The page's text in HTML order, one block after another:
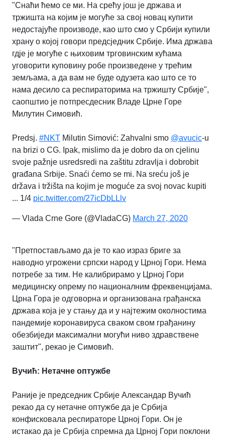
"Снаћи ћемо се ми. На срећу још је држава и
тржишта на којим је могуће за свој новац купити
недостајуће производе, као што смо у Србији купили
храну о којој говори предсједник Србије. Има држава
гдје је могуће с њиховим трговинским кућама
уговорити куповину робе произведене у трећим
земљама, а да вам не буде одузета као што се то
нама десило са респираторима на тржишту Србије",
саопштио је потпресдесник Владе Црне Горе
Милутин Симовић.
Predsj. #NKT Milutin Simović: Zahvalni smo @avucic-u
na brizi o CG. Ipak, mislimo da je dobro da on cjelinu
svoje pažnje usredsredi na zaštitu zdravlja i dobrobit
građana Srbije. Snaći ćemo se mi. Na sreću još je
država i tržišta na kojim je moguće za svoj novac kupiti
... 1/4 pic.twitter.com/27icDbLLlv
— Vlada Crne Gore (@VladaCG) March 27, 2020
"Претпостављамо да је то као израз бриге за
наводно угрожени српски народ у Црној Гори. Нема
потребе за тим. Не калибрирамо у Црној Гори
медицинску опрему по националним фреквенцијама.
Црна Гора је одговорна и организована грађанска
држава која је у стању да и у најтежим околностима
пандемије коронавируса сваком свом грађанину
обезбиједи максимални могући ниво здравствене
заштит", рекао је Симовић.
Вучић: Нетачне оптужбе
Раније је председник Србије Александар Вучић
рекао да су нетачне оптужбе да је Србија
конфисковала респираторе Црној Гори. Он је
истакао да је Србија спремна да Црној Гори поклони